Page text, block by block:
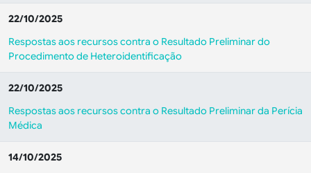
22/10/2025
Respostas aos recursos contra o Resultado Preliminar do
Procedimento de Heteroidentificação
22/10/2025
Respostas aos recursos contra o Resultado Preliminar da Perícia
Médica
14/10/2025